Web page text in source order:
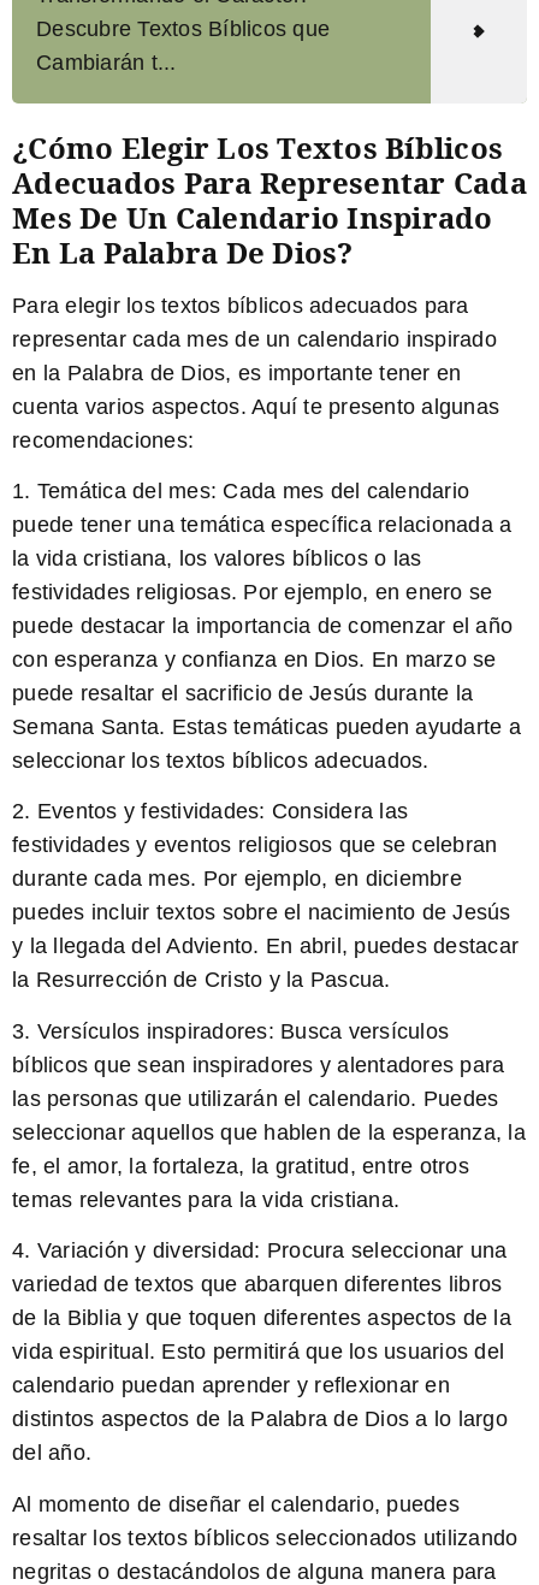
Descubre Textos Bíblicos que
Cambiarán t...
¿Cómo Elegir Los Textos Bíblicos
Adecuados Para Representar Cada
Mes De Un Calendario Inspirado
En La Palabra De Dios?
Para elegir los textos bíblicos adecuados para
representar cada mes de un calendario inspirado
en la Palabra de Dios, es importante tener en
cuenta varios aspectos. Aquí te presento algunas
recomendaciones:
1. Temática del mes: Cada mes del calendario
puede tener una temática específica relacionada a
la vida cristiana, los valores bíblicos o las
festividades religiosas. Por ejemplo, en enero se
puede destacar la importancia de comenzar el año
con esperanza y confianza en Dios. En marzo se
puede resaltar el sacrificio de Jesús durante la
Semana Santa. Estas temáticas pueden ayudarte a
seleccionar los textos bíblicos adecuados.
2. Eventos y festividades: Considera las
festividades y eventos religiosos que se celebran
durante cada mes. Por ejemplo, en diciembre
puedes incluir textos sobre el nacimiento de Jesús
y la llegada del Adviento. En abril, puedes destacar
la Resurrección de Cristo y la Pascua.
3. Versículos inspiradores: Busca versículos
bíblicos que sean inspiradores y alentadores para
las personas que utilizarán el calendario. Puedes
seleccionar aquellos que hablen de la esperanza, la
fe, el amor, la fortaleza, la gratitud, entre otros
temas relevantes para la vida cristiana.
4. Variación y diversidad: Procura seleccionar una
variedad de textos que abarquen diferentes libros
de la Biblia y que toquen diferentes aspectos de la
vida espiritual. Esto permitirá que los usuarios del
calendario puedan aprender y reflexionar en
distintos aspectos de la Palabra de Dios a lo largo
del año.
Al momento de diseñar el calendario, puedes
resaltar los textos bíblicos seleccionados utilizando
negritas o destacándolos de alguna manera para